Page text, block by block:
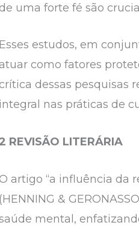
de uma forte fé são
Esses estudos, em
atuar como fatores
crítica dessas pesquisas
integral nas práticas de
REVISÃO LITERÁRIA
artigo “a influência da
(HENNING &
mental,